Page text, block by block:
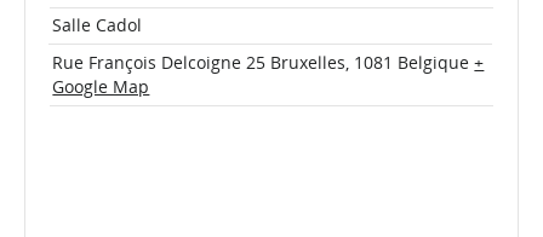
Salle Cadol
Rue François Delcoigne 25 Bruxelles, 1081 Belgique +
Google Map